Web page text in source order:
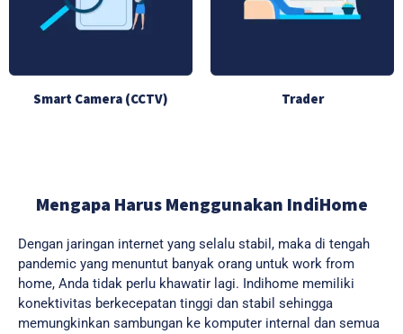
Smart Camera (CCTV) Trader
Mengapa Harus Menggunakan IndiHome
Dengan jaringan internet yang selalu stabil, maka di tengah
pandemic yang menuntut banyak orang untuk work from
home, Anda tidak perlu khawatir lagi. Indihome memiliki
konektivitas berkecepatan tinggi dan stabil sehingga
memungkinkan sambungan ke komputer internal dan semua